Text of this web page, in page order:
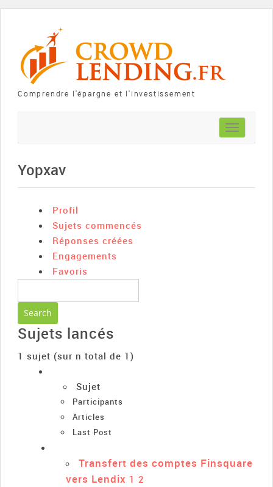
Comprendre l'épargne et l'investissement
Toggle
navigation
Yopxav
Profil
Sujets commencés
Réponses créées
Engagements
Favoris
Sujets lancés
1 sujet (sur n total de 1)
Sujet
Participants
Articles
Last Post
Transfert des comptes Finsquare
vers Lendix 1 2